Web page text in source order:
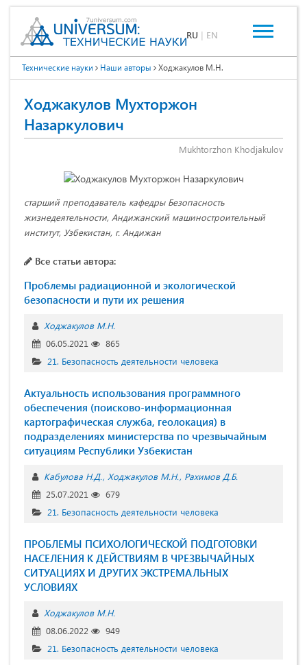
RU | EN
Технические науки Наши авторы Ходжакулов М.Н.
Ходжакулов Мухторжон
Назаркулович
Mukhtorzhon Khodjakulov
старший преподаватель кафедры Безопасность
жизнедеятельности, Андижанский машиностроительный
институт, Узбекистан, г. Андижан
Все статьи автора:
Проблемы радиационной и экологической
безопасности и пути их решения
Ходжакулов М.Н.
06.05.2021
865
21. Безопасность деятельности человека
Актуальность использования программного
обеспечения (поисково-информационная
картографическая служба, геолокация) в
подразделениях министерства по чрезвычайным
ситуациям Республики Узбекистан
Кабулова Н.Д. Ходжакулов М.Н. Рахимов Д.Б.
25.07.2021
679
21. Безопасность деятельности человека
ПРОБЛЕМЫ ПСИХОЛОГИЧЕСКОЙ ПОДГОТОВКИ
НАСЕЛЕНИЯ К ДЕЙСТВИЯМ В ЧРЕЗВЫЧАЙНЫХ
СИТУАЦИЯХ И ДРУГИХ ЭКСТРЕМАЛЬНЫХ
УСЛОВИЯХ
Ходжакулов М.Н.
08.06.2022
949
21. Безопасность деятельности человека